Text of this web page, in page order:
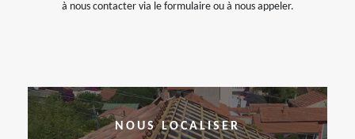
à nous contacter via le formulaire ou à nous appeler.
NOUS LOCALISER